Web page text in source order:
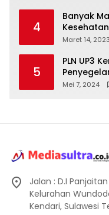
4
Banyak
Maret 14, 2023
5
PLN UP3
Mei 7, 2024
Jalan : D.I Panjaitan
Kelurahan
Kendari, Sulawesi